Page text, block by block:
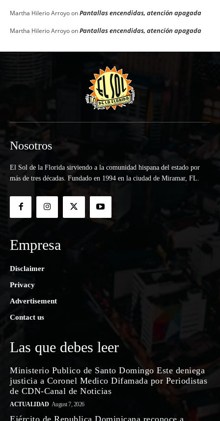
Martha Hilerio ArroyoonPantallas encendidas, atención apagada
Martha Hilerio ArroyoonPantallas encendidas, atención apagada
Nosotros
El Sol de la Florida sirviendo a la comunidad hispana del estado por
más de tres décadas. Fundado en 1994 en la ciudad de Miramar, FL.
Empresa
Disclaimer
Privacy
Advertisement
Contact us
Las que debes leer
Ministerio Publico de Santo Domingo Este deniega
justicia a Coronel Medico Difamada por Periodistas
de CDN-Canal de Noticias
ACTUALIDAD August 7, 2026
Ejército de Republica Dominicana reconoce a